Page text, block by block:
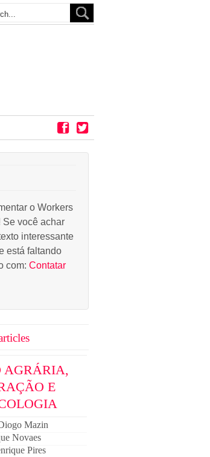
o Workers
Se você achar
interessante
está faltando
com: Contatar
AGRÁRIA,
E
Mazin
Novaes
Pires